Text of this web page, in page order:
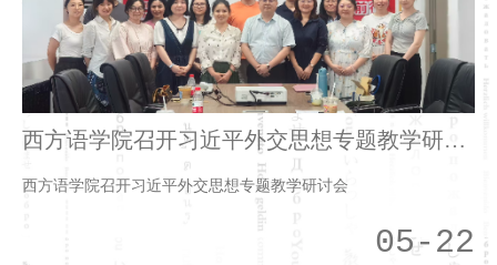
西方语学院召开习近平外交思想专题教学研讨
西方语学院召开习近平外交思想专题教学研讨会
05-22